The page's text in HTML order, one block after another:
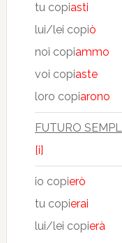
tu copiasti
lui/lei copiò
noi copiammo
voi copiaste
loro copiarono
FUTURO
[i]
io copierò
tu copierai
lui/lei copierà